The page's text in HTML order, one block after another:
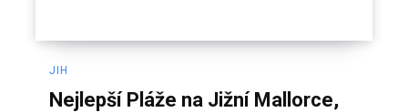
JIH
Nejlepší Pláže na Jižní Mallorce,